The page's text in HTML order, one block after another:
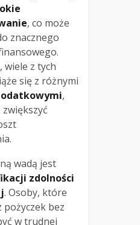
, co może
znacznego
wiele z tych
się z różnymi
,
wadą jest
zdolności
. Osoby, które
pożyczek bez
w trudnej